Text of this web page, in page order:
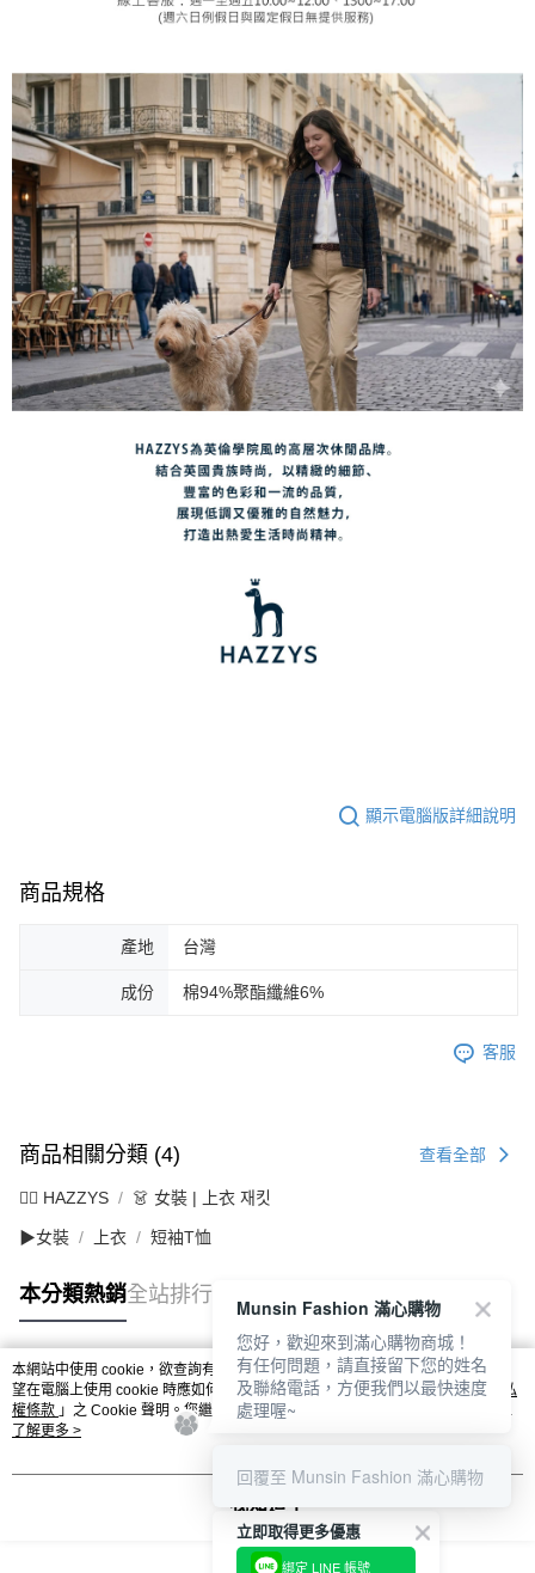
顯示電腦版詳細說明
商品規格
產地 台灣
成份 棉94%聚酯纖維6%
客服
商品相關分類 (4) 查看全部
🐕‍🦺 HAZZYS 👗 女裝 | 上衣 재킷
▶女裝 上衣 短袖T恤
本分類熱銷全站排行
熱門標籤
本網站中使用 cookie，欲查詢有關本網站使用 cookie 方式之詳情，及若您不希
望在電腦上使用 cookie 時應如何變更電腦的 cookie 設定，請參閱本網站「
隱私
權條款 」之 Cookie 聲明。您繼續使用本網站即表示您同意本公司得按本網站使
用條款之 Cookie 聲明使用 cookie。
了解更多 >
我知道了
立即取得更多優惠
綁定 LINE 帳號
Munsin Fashion 滿心購物
您好，歡迎來到滿心購物商城！
有任何問題，請直接留下您的姓名
及聯絡電話，方便我們以最快速度
處理喔~
回覆至 Munsin Fashion 滿心購物